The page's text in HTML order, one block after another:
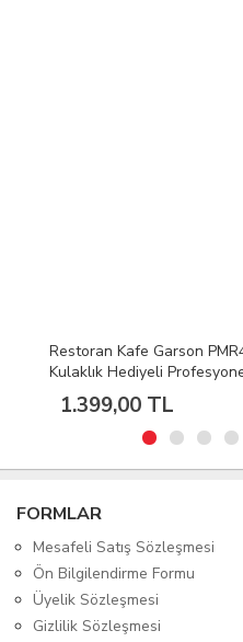
Mars Pro Pmr
Retevis Uyumlu
249,00 TL
FORMLAR
Mesafeli Satış Sözleşmesi
Ön Bilgilendirme Formu
Üyelik Sözleşmesi
Gizlilik Sözleşmesi